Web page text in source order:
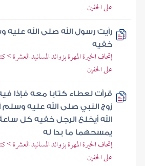
على الخفين
رأيت رسول الله صلى الله
خفيه
إتحاف الخيرة المهرة بزوائد المسانيد
على الخفين
قرأت لعطاء كتابا معه فإذا
زوج النبي صلى الله عليه وسلم
الله أيخلع الرجل خفيه كل
يمسحهما ما بدا له
إتحاف الخيرة المهرة بزوائد المسانيد
على الخفين